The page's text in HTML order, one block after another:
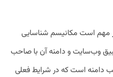
مهم است مکانیسم شناسایی
وب‌سایت و دامنه آن با صاحب
دامنه است که در شرایط فعلی